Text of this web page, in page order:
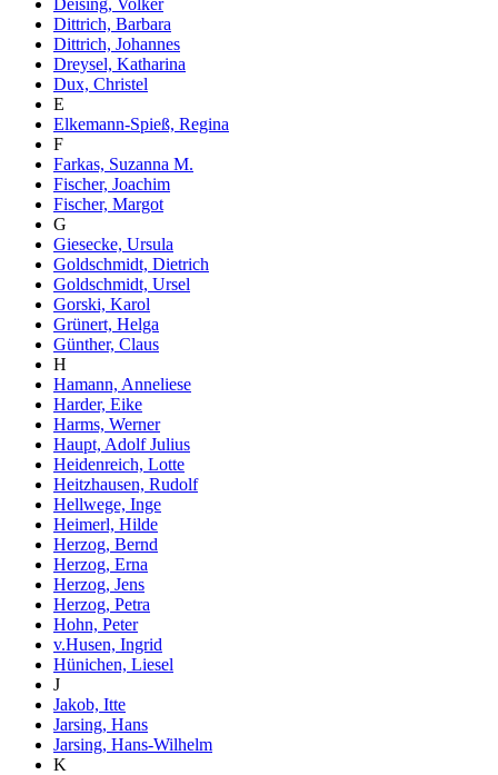
Deising, Volker
Dittrich, Barbara
Dittrich, Johannes
Dreysel, Katharina
Dux, Christel
E
Elkemann-Spieß, Regina
F
Farkas, Suzanna M.
Fischer, Joachim
Fischer, Margot
G
Giesecke, Ursula
Goldschmidt, Dietrich
Goldschmidt, Ursel
Gorski, Karol
Grünert, Helga
Günther, Claus
H
Hamann, Anneliese
Harder, Eike
Harms, Werner
Haupt, Adolf Julius
Heidenreich, Lotte
Heitzhausen, Rudolf
Hellwege, Inge
Heimerl, Hilde
Herzog, Bernd
Herzog, Erna
Herzog, Jens
Herzog, Petra
Hohn, Peter
v.Husen, Ingrid
Hünichen, Liesel
J
Jakob, Itte
Jarsing, Hans
Jarsing, Hans-Wilhelm
K